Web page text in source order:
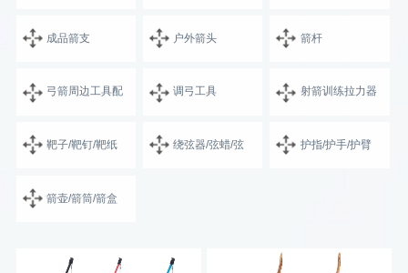
成品箭支 户外箭头 箭杆
弓箭周边工具配 调弓工具 射箭训练拉力器
靶子/靶钉/靶纸 绕弦器/弦蜡/弦 护指/护手/护臂
箭壶/箭筒/箭盒